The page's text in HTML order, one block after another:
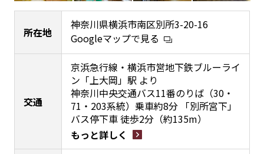
所在地
神奈川県横浜市南区別所3-20-16
Googleマップで見る
交通
京浜急行線・横浜市営地下鉄ブルーライ
ン「上大岡」駅 より
神奈川中央交通バス11番のりば（30・
71・203系統）乗車約8分 「別所宮下」
バス停下車 徒歩2分（約135m）
もっと詳しく